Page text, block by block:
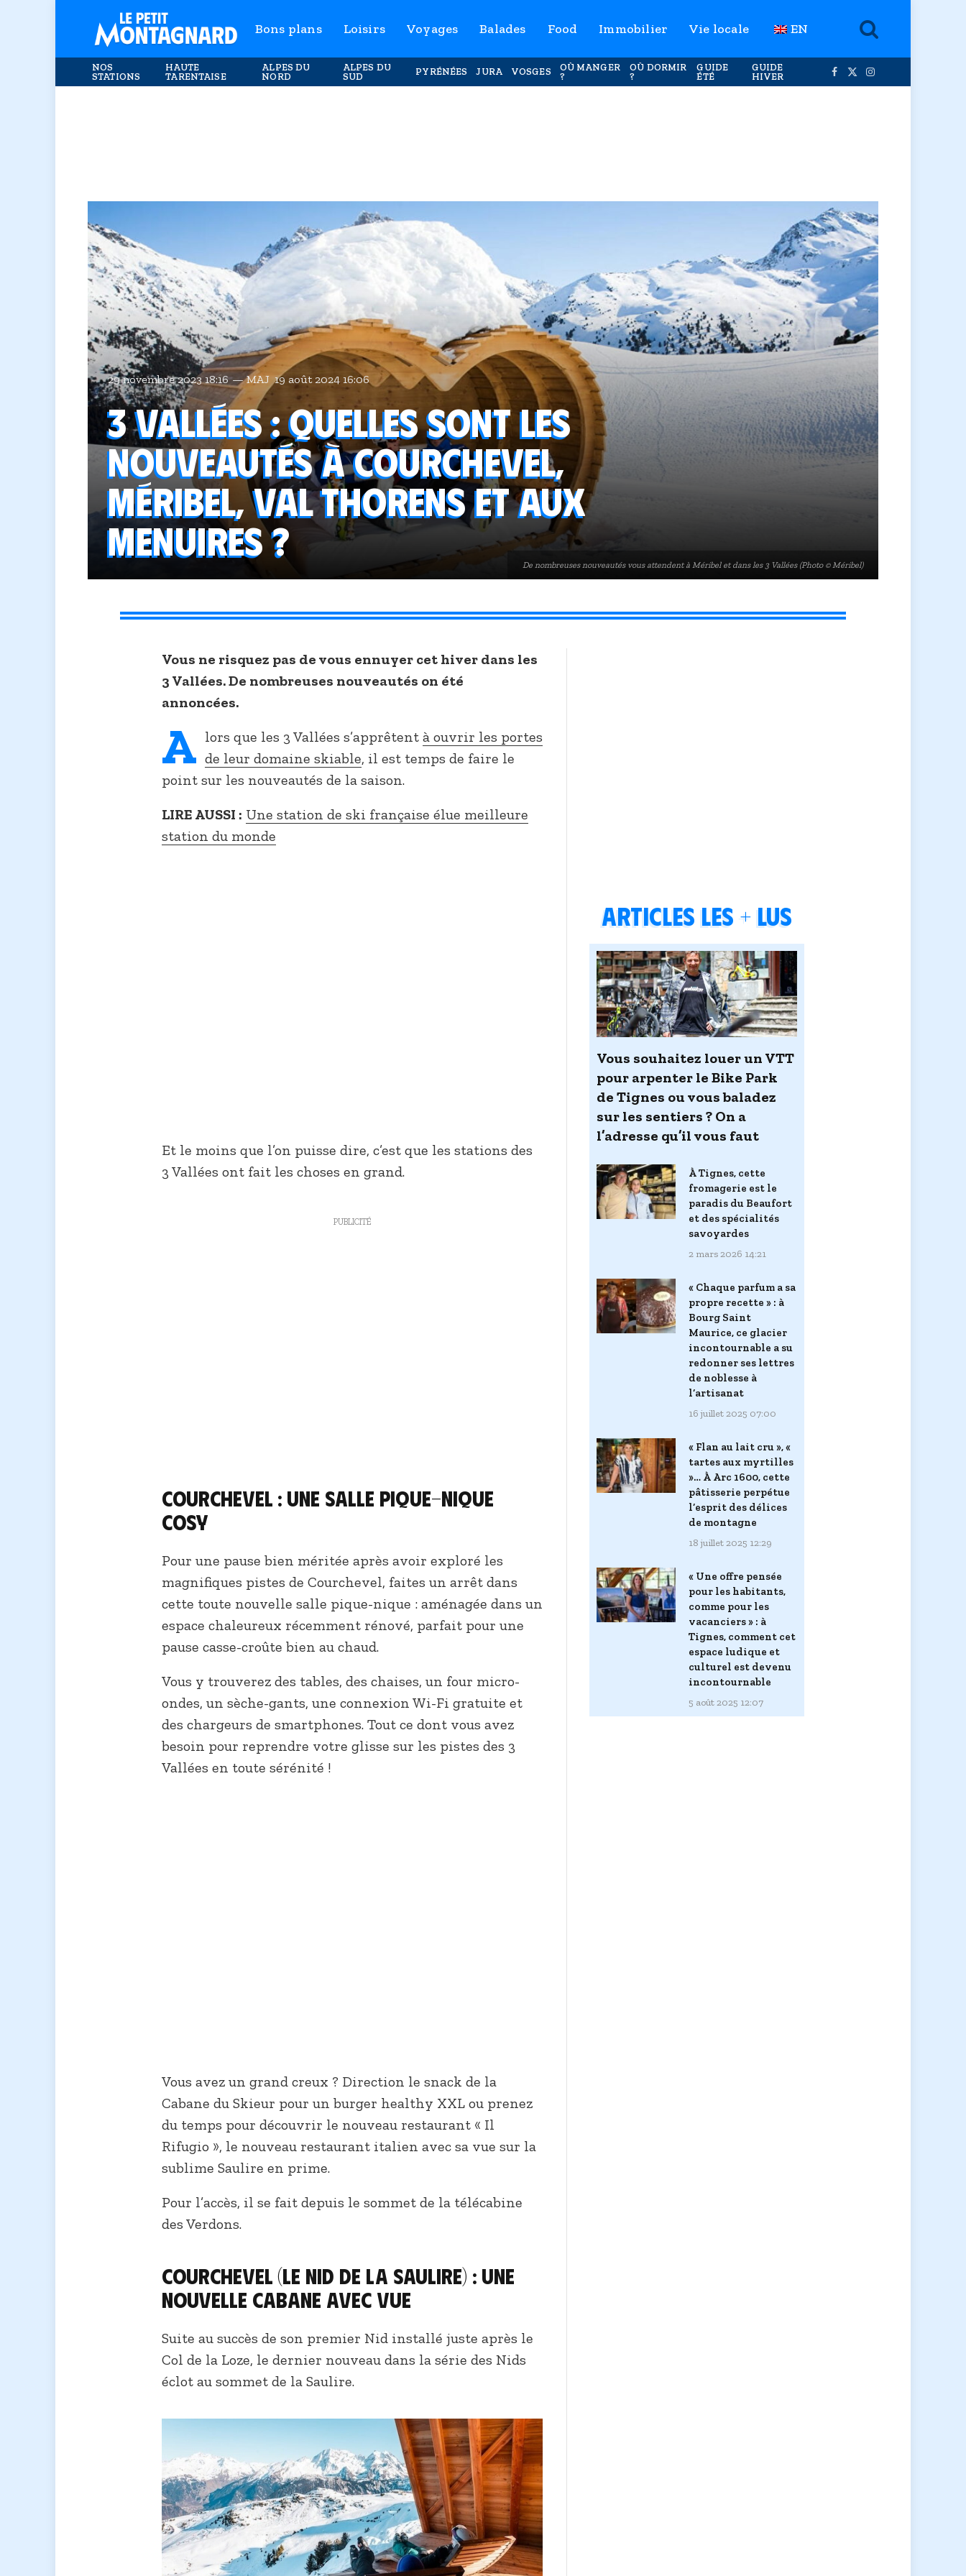
Bons plans Loisirs Voyages Balades Food Immobilier Vie locale EN
NOS
STATIONS
HAUTE
TARENTAISE
ALPES DU
NORD
ALPES DU
SUD
PYRÉNÉES JURA VOSGES
OÙ MANGER
?
OÙ DORMIR
?
GUIDE
ÉTÉ
GUIDE
HIVER
Facebook
X
Instagram
De nombreuses nouveautés vous attendent à Méribel et dans les 3 Vallées (Photo © Méribel)
29 novembre 2023 18:16 MAJ 19 août 2024 16:06
3 Vallées : Quelles sont les
nouveautés à Courchevel,
Méribel, Val Thorens et aux
Menuires ?
Vous ne risquez pas de vous ennuyer cet hiver dans les
3 Vallées. De nombreuses nouveautés on été
annoncées.
A lors que les 3 Vallées s’apprêtent à ouvrir les portes
de leur domaine skiable, il est temps de faire le
point sur les nouveautés de la saison.
LIRE AUSSI : Une station de ski française élue meilleure
station du monde
Et le moins que l’on puisse dire, c’est que les stations des
3 Vallées ont fait les choses en grand.
PUBLICITÉ
Courchevel : Une salle pique-nique
cosy
Pour une pause bien méritée après avoir exploré les
magnifiques pistes de Courchevel, faites un arrêt dans
cette toute nouvelle salle pique-nique : aménagée dans un
espace chaleureux récemment rénové, parfait pour une
pause casse-croûte bien au chaud.
Vous y trouverez des tables, des chaises, un four micro-
ondes, un sèche-gants, une connexion Wi-Fi gratuite et
des chargeurs de smartphones. Tout ce dont vous avez
besoin pour reprendre votre glisse sur les pistes des 3
Vallées en toute sérénité !
Vous avez un grand creux ? Direction le snack de la
Cabane du Skieur pour un burger healthy XXL ou prenez
du temps pour découvrir le nouveau restaurant « Il
Rifugio », le nouveau restaurant italien avec sa vue sur la
sublime Saulire en prime.
Pour l’accès, il se fait depuis le sommet de la télécabine
des Verdons.
Courchevel (Le Nid de la Saulire) : Une
Nouvelle Cabane avec vue
Suite au succès de son premier Nid installé juste après le
Col de la Loze, le dernier nouveau dans la série des Nids
éclot au sommet de la Saulire.
Articles les + lus
Vous souhaitez louer un VTT
pour arpenter le Bike Park
de Tignes ou vous baladez
sur les sentiers ? On a
l’adresse qu’il vous faut
À Tignes, cette
fromagerie est le
paradis du Beaufort
et des spécialités
savoyardes
2 mars 2026 14:21
« Chaque parfum a sa
propre recette » : à
Bourg Saint
Maurice, ce glacier
incontournable a su
redonner ses lettres
de noblesse à
l’artisanat
16 juillet 2025 07:00
« Flan au lait cru », «
tartes aux myrtilles
»… À Arc 1600, cette
pâtisserie perpétue
l’esprit des délices
de montagne
18 juillet 2025 12:29
« Une offre pensée
pour les habitants,
comme pour les
vacanciers » : à
Tignes, comment cet
espace ludique et
culturel est devenu
incontournable
5 août 2025 12:07